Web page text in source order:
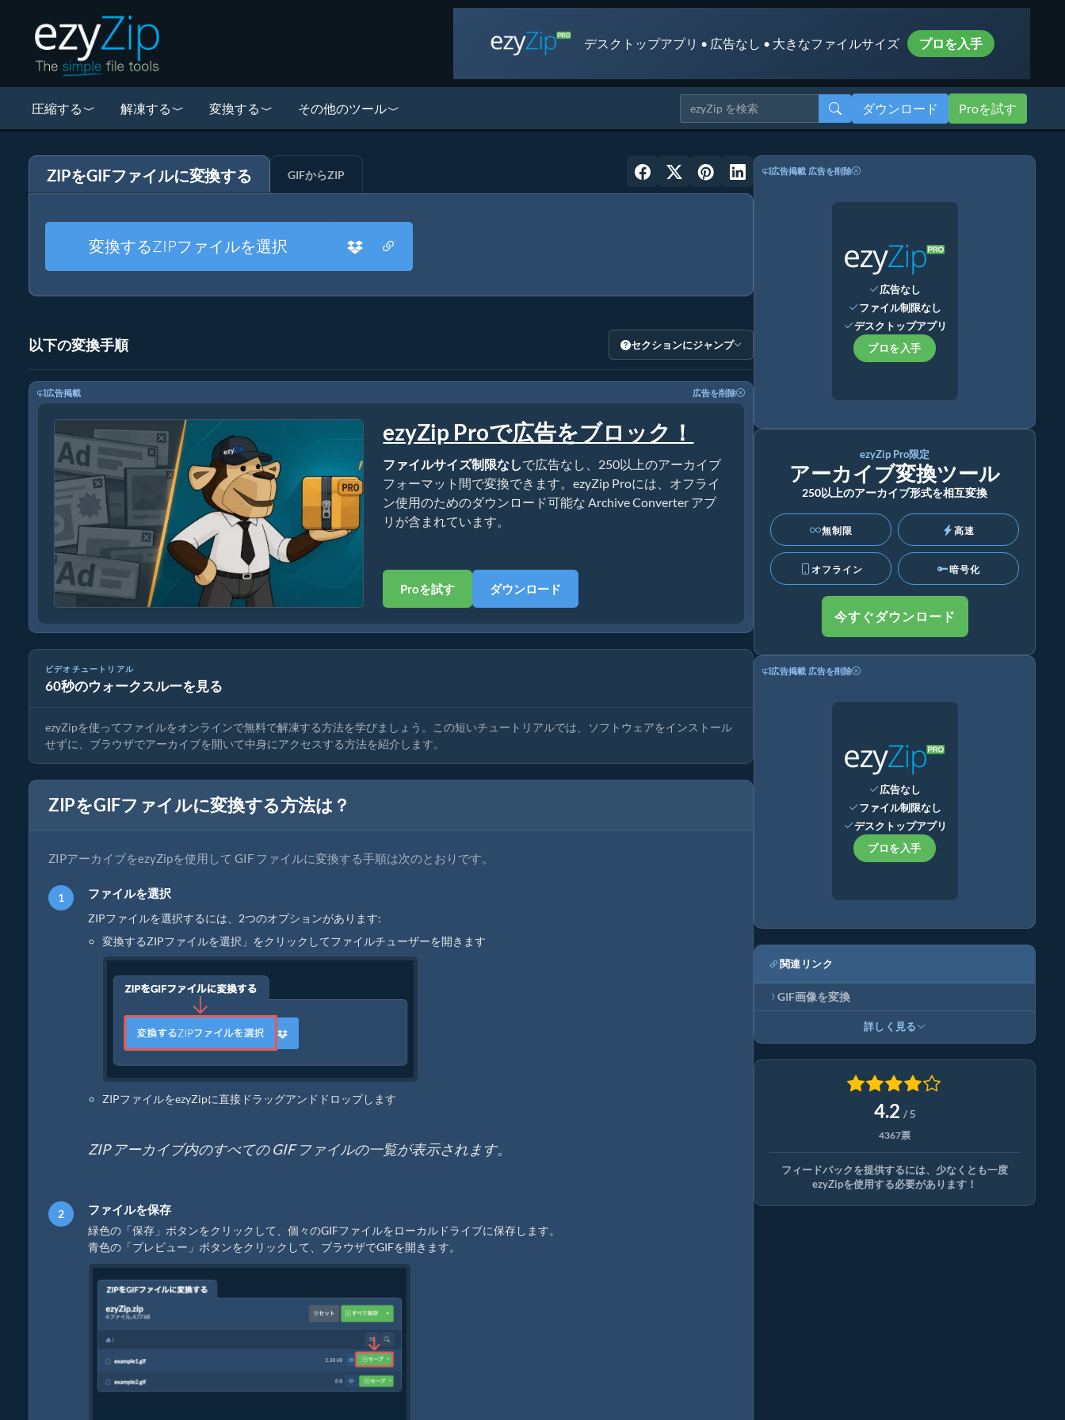
デスクトップアプリ • 広告なし • 大きなファイルサイズ プロを入手
圧縮する 解凍する 変換する その他のツール ダウンロード Proを試す
ZIPをGIFファイルに変換する GIFからZIP
変換するZIPファイルを選択
以下の変換手順 セクションにジャンプ
広告掲載 広告を削除
ezyZip Proで広告をブロック！
ファイルサイズ制限なしで広告なし、250以上のアーカイブ
フォーマット間で変換できます。ezyZip Proには、オフライ
ン使用のためのダウンロード可能な Archive Converter アプ
リが含まれています。
Proを試す ダウンロード
ビデオチュートリアル
60秒のウォークスルーを見る
ezyZipでファイルをオンラインで解凍する方法（無料・インストール不要）
ezyZipを使ってファイルをオンラインで無料で解凍する方法を学びましょう。この短いチュートリアルでは、ソフトウェアをインストール
せずに、ブラウザでアーカイブを開いて中身にアクセスする方法を紹介します。
ZIPをGIFファイルに変換する方法は？
ZIPアーカイブをezyZipを使用して GIF ファイルに変換する手順は次のとおりです。
ファイルを選択
ZIPファイルを選択するには、2つのオプションがあります:
変換するZIPファイルを選択」をクリックしてファイルチューザーを開きます
ZIPファイルをezyZipに直接ドラッグアンドドロップします
ZIP アーカイブ内のすべての GIF ファイルの一覧が表示されます。
ファイルを保存
緑色の「保存」ボタンをクリックして、個々のGIFファイルをローカルドライブに保存します。
青色の「プレビュー」ボタンをクリックして、ブラウザでGIFを開きます。
広告掲載 広告を削除
広告なし
ファイル制限なし
デスクトップアプリ
プロを入手
ezyZip Pro限定
アーカイブ変換ツール
250以上のアーカイブ形式を相互変換
無制限 高速
オフライン 暗号化
今すぐダウンロード
広告掲載 広告を削除
広告なし
ファイル制限なし
デスクトップアプリ
プロを入手
関連リンク
GIF画像を変換
詳しく見る
4.2 / 5
4367票
フィードバックを提供するには、少なくとも一度
ezyZipを使用する必要があります！